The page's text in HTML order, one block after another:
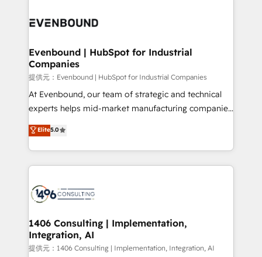
with HubSpot? Let Cebra’s experts help you grow
and—most importantly—simple. That’s why we lean
products and strategies that actually make a
difference.
Evenbound | HubSpot for Industrial
Companies
提供元：Evenbound | HubSpot for Industrial Companies
At Evenbound, our team of strategic and technical
experts helps mid-market manufacturing companies
achieve real growth. We specialize in delivering
tailored solutions that drive results by leveraging
HubSpot’s platform and data to fuel success.
Technical Solutions: - HubSpot Technical Consulting -
Onboarding - Data Migration & Integrations -
Revenue Operations - Inbound Marketing -
Outbound Marketing - HubSpot CMS Website
Design & Development We empower our clients to
Elite5.0
1406 Consulting | Implementation,
Integration, AI
提供元：1406 Consulting | Implementation, Integration, AI